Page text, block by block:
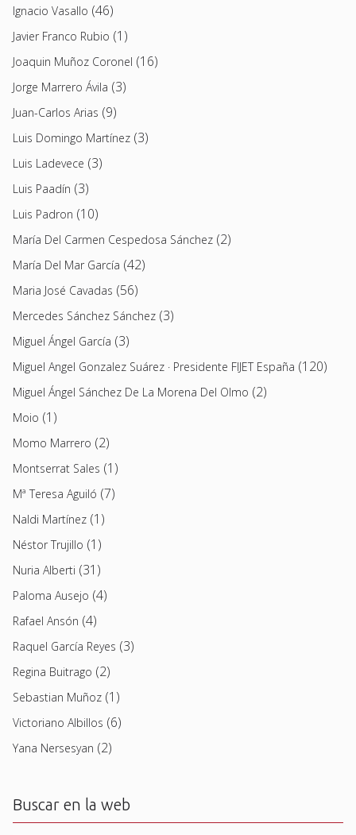
Ignacio Vasallo (46)
Javier Franco Rubio (1)
Joaquin Muñoz Coronel (16)
Jorge Marrero Ávila (3)
Juan-Carlos Arias (9)
Luis Domingo Martínez (3)
Luis Ladevece (3)
Luis Paadín (3)
Luis Padron (10)
María Del Carmen Cespedosa Sánchez (2)
María Del Mar García (42)
Maria José Cavadas (56)
Mercedes Sánchez Sánchez (3)
Miguel Ángel García (3)
Miguel Angel Gonzalez Suárez · Presidente FIJET España (120)
Miguel Ángel Sánchez De La Morena Del Olmo (2)
Moio (1)
Momo Marrero (2)
Montserrat Sales (1)
Mª Teresa Aguiló (7)
Naldi Martínez (1)
Néstor Trujillo (1)
Nuria Alberti (31)
Paloma Ausejo (4)
Rafael Ansón (4)
Raquel García Reyes (3)
Regina Buitrago (2)
Sebastian Muñoz (1)
Victoriano Albillos (6)
Yana Nersesyan (2)
Buscar en la web